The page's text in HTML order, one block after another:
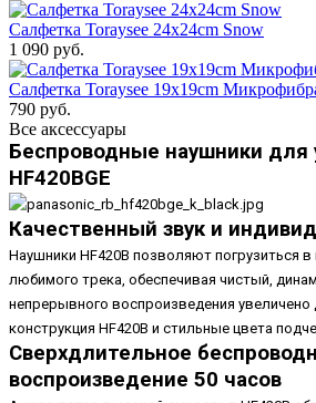
Салфетка Toraysee 24x24cm Snow
1 090 руб.
Салфетка Toraysee 19x19cm
790 руб.
Все аксессуары
Беспроводные наушники для
HF420BGE
Качественный звук и
Наушники HF420B позволяют погрузиться
любимого трека, обеспечивая чистый,
непрерывного воспроизведения увеличено
конструкция HF420B и стильные цвета
Сверхдлительное
воспроизведение 50 часов